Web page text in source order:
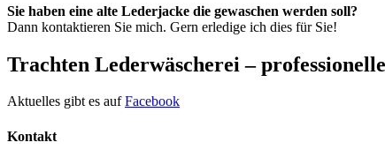
Sie haben eine alte Lederjacke die gewaschen werden soll?
Dann kontaktieren Sie mich. Gern erledige ich dies für Sie!
Trachten Lederwäscherei –
Aktuelles gibt es aufFacebook
Kontakt